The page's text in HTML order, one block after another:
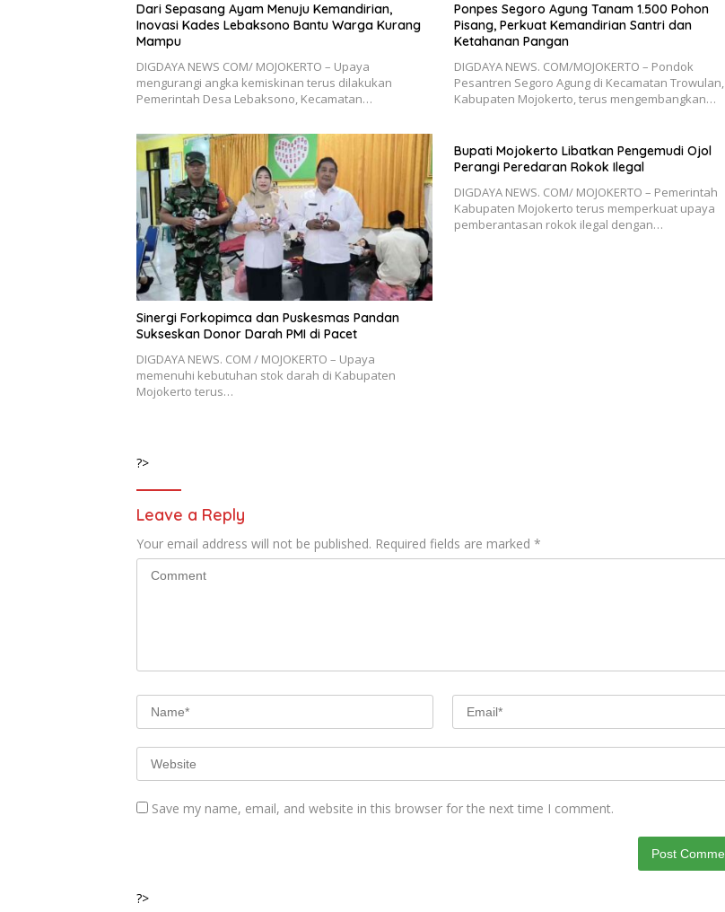
Dari Sepasang Ayam Menuju Kemandirian,
Inovasi Kades Lebaksono Bantu Warga Kurang
Mampu
DIGDAYA NEWS COM/ MOJOKERTO – Upaya
mengurangi angka kemiskinan terus dilakukan
Pemerintah Desa Lebaksono, Kecamatan…
Ponpes Segoro Agung Tanam 1.500 Pohon
Pisang, Perkuat Kemandirian Santri dan
Ketahanan Pangan
DIGDAYA NEWS. COM/MOJOKERTO – Pondok
Pesantren Segoro Agung di Kecamatan Trowulan,
Kabupaten Mojokerto, terus mengembangkan…
Sinergi Forkopimca dan Puskesmas Pandan
Sukseskan Donor Darah PMI di Pacet
DIGDAYA NEWS. COM / MOJOKERTO – Upaya
memenuhi kebutuhan stok darah di Kabupaten
Mojokerto terus…
Bupati Mojokerto Libatkan Pengemudi Ojol
Perangi Peredaran Rokok Ilegal
DIGDAYA NEWS. COM/ MOJOKERTO – Pemerintah
Kabupaten Mojokerto terus memperkuat upaya
pemberantasan rokok ilegal dengan…
?>
Leave a Reply
Your email address will not be published. Required fields are marked *
Save my name, email, and website in this browser for the next time I comment.
?>